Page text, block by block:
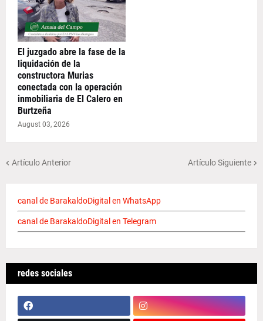
El juzgado abre la fase de la
liquidación de la
constructora Murias
conectada con la operación
inmobiliaria de El Calero en
Burtzeña
August 03, 2026
Artículo Anterior Artículo Siguiente
canal de BarakaldoDigital en WhatsApp
canal de BarakaldoDigital en Telegram
redes sociales